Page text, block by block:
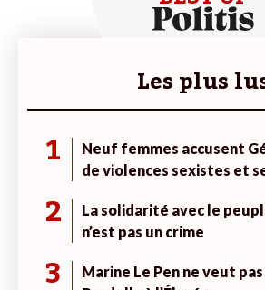
Les plus
1
Neuf femmes accusent
de violences sexistes et
2
La solidarité avec le
n’est pas un crime
3
Marine Le Pen ne veut